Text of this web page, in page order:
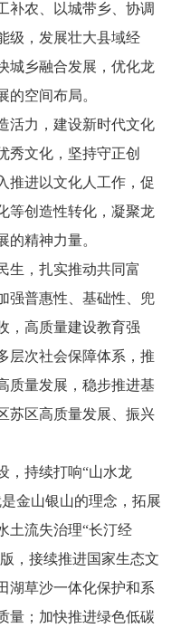
补农、以城带乡、协调
级，发展壮大县域经
城乡融合发展，优化龙
的空间布局。
力，建设新时代文化
秀文化，坚持守正创
推进以文化人工作，促
等创造性转化，凝聚龙
的精神力量。
，扎实推动共同富
强普惠性、基础性、兜
，高质量建设教育强
层次社会保障体系，推
质量发展，稳步推进基
苏区高质量发展、振兴
持续打响“山水龙
金山银山的理念，拓展
土流失治理“长汀经
，接续推进国家生态文
湖草沙一体化保护和系
量；加快推进绿色低碳